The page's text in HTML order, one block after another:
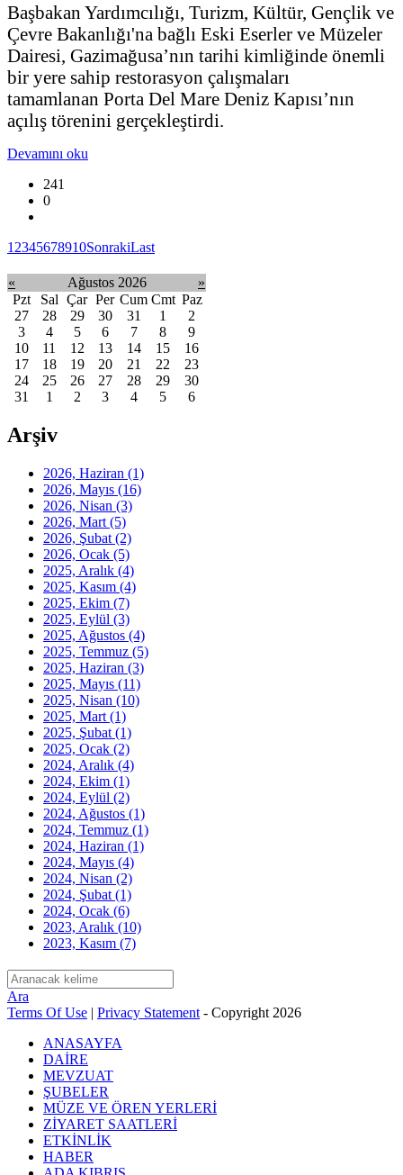
Başbakan Yardımcılığı, Turizm, Kültür, Gençlik ve
Çevre Bakanlığı'na bağlı Eski Eserler ve Müzeler
Dairesi, Gazimağusa’nın tarihi kimliğinde önemli
bir yere sahip restorasyon çalışmaları
tamamlanan Porta Del Mare Deniz Kapısı’nın
açılış törenini gerçekleştirdi.
Devamını oku
241
0
1 2345678910SonrakiLast
« Ağustos 2026
»
Pzt
Sal Çar Per Cum Cmt Paz
27
28 29 30 31 1
2
3
4 5 6 7 8
9
10
11 12 13 14 15
16
17
18 19 20 21 22
23
24
25 26 27 28 29
30
31
1 2 3 4 5 6
Arşiv
2026, Haziran (1)
2026, Mayıs (16)
2026, Nisan (3)
2026, Mart (5)
2026, Şubat (2)
2026, Ocak (5)
2025, Aralık (4)
2025, Kasım (4)
2025, Ekim (7)
2025, Eylül (3)
2025, Ağustos (4)
2025, Temmuz (5)
2025, Haziran (3)
2025, Mayıs (11)
2025, Nisan (10)
2025, Mart (1)
2025, Şubat (1)
2025, Ocak (2)
2024, Aralık (4)
2024, Ekim (1)
2024, Eylül (2)
2024, Ağustos (1)
2024, Temmuz (1)
2024, Haziran (1)
2024, Mayıs (4)
2024, Nisan (2)
2024, Şubat (1)
2024, Ocak (6)
2023, Aralık (10)
2023, Kasım (7)
Ara
Terms Of Use | Privacy Statement - Copyright 2026
ANASAYFA
DAİRE
MEVZUAT
ŞUBELER
MÜZE VE ÖREN YERLERİ
ZİYARET SAATLERİ
ETKİNLİK
HABER